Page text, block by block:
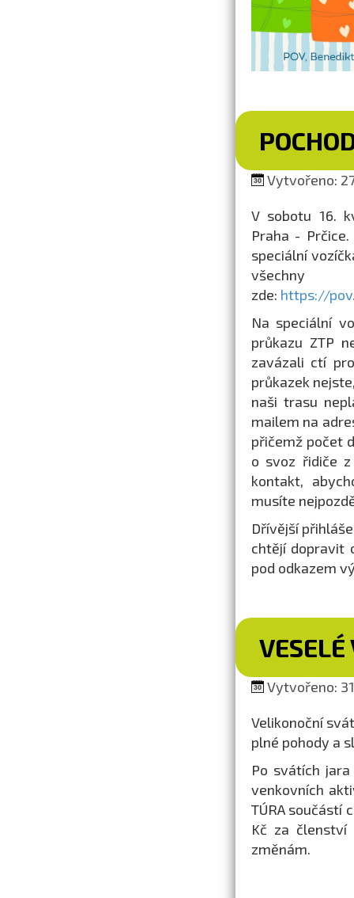
Vytvořeno:
V sobotu 16.
Praha -
speciální
zde: https://
Na speciální
průkazu ZTP
zavázali ctí
průkazek
naši trasu
mailem na
přičemž počet
o svoz řidiče
kontakt,
musíte
Dřívější
chtějí dopravit
pod odkazem
VESELÉ
Vytvořeno:
Velikonoční
plné pohody a
Po svátích
venkovních
TÚRA součástí
Kč za členství
změnám.